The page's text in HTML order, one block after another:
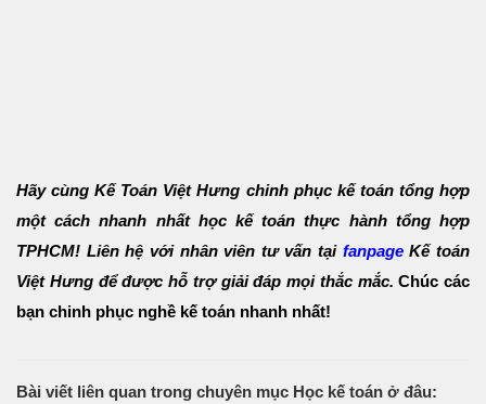
Hãy cùng Kế Toán Việt Hưng chinh phục kế toán tổng hợp
một cách nhanh nhất học kế toán thực hành tổng hợp
TPHCM! Liên hệ với nhân viên tư vấn tại fanpageKế toán
Việt Hưng để được hỗ trợ giải đáp mọi thắc mắc.Chúc các
bạn chinh phục nghề kế toán nhanh nhất!
Bài viết liên quan trong chuyên mục Học kế toán ở đâu: